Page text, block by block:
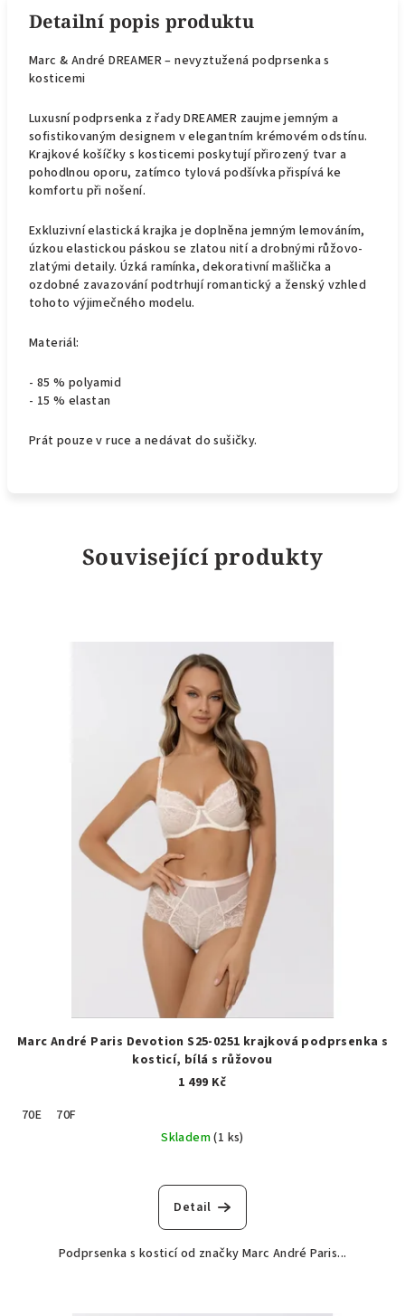
Detailní popis produktu
Marc & André DREAMER – nevyztužená podprsenka s
kosticemi
Luxusní podprsenka z řady DREAMER zaujme jemným a
sofistikovaným designem v elegantním krémovém odstínu.
Krajkové košíčky s kosticemi poskytují přirozený tvar a
pohodlnou oporu, zatímco tylová podšívka přispívá ke
komfortu při nošení.
Exkluzivní elastická krajka je doplněna jemným lemováním,
úzkou elastickou páskou se zlatou nití a drobnými růžovo-
zlatými detaily. Úzká ramínka, dekorativní mašlička a
ozdobné zavazování podtrhují romantický a ženský vzhled
tohoto výjimečného modelu.
Materiál:
- 85 % polyamid
- 15 % elastan
Prát pouze v ruce a nedávat do sušičky.
Související produkty
Marc André Paris Devotion S25-0251 krajková podprsenka s
kosticí, bílá s růžovou
1 499 Kč
70E
70F
Skladem(1 ks)
Detail
Podprsenka s kosticí od značky Marc André Paris...